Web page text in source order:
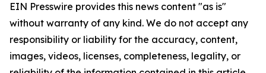
EIN Presswire provides this news content "as is"
without warranty of any kind. We do not accept any
responsibility or liability for the accuracy, content,
images, videos, licenses, completeness, legality, or